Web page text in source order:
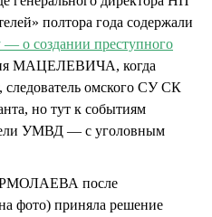
полтора года содержали
о создании преступного
МАЦЕЛЕВИЧА, когда
следователь омского СУ СК
но тут к событиям
УМВД — с уголовным
после
фото) приняла решение